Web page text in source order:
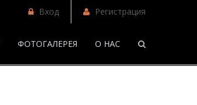
Вход Регистрация
ФОТОГАЛЕРЕЯ О НАС